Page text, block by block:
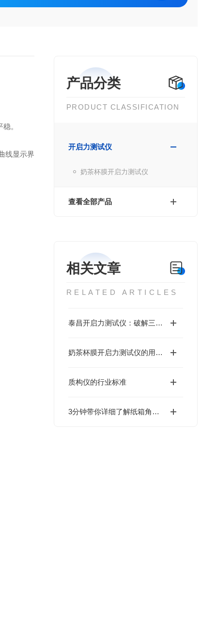
产品分类
PRODUCT CLASSIFICATION
开启力测试仪
奶茶杯膜开启力测试仪
查看全部产品
相关文章
RELATED ARTICLES
泰昌开启力测试仪：破解三大包装场景痛点，赋能食品饮料行业精准升级
奶茶杯膜开启力测试仪的用途及行业标准
质构仪的行业标准
3分钟带你详细了解纸箱角滑动试验仪的技术参数和产品特点
。
线显示界